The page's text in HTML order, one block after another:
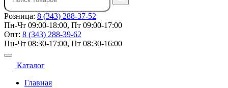
Розница: 8 (343) 288-37-52
Пн-Чт 09:00-18:00, Пт 09:00-17:00
Опт: 8 (343) 288-39-62
Пн-Чт 08:30-17:00, Пт 08:30-16:00
Каталог
Главная